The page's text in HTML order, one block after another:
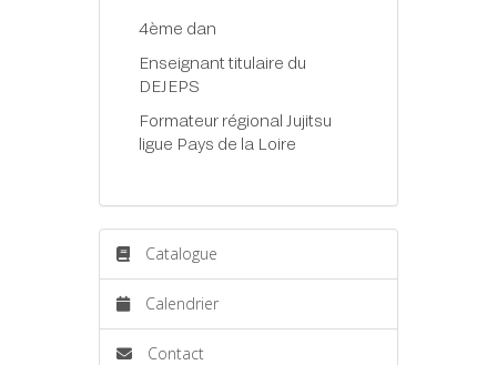
4ème dan
Enseignant titulaire du
DEJEPS
Formateur régional Jujitsu
ligue Pays de la Loire
Catalogue
Calendrier
Contact